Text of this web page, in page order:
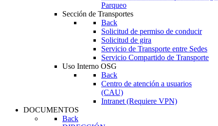
Parqueo
Sección de Transportes
Back
Solicitud de permiso de conducir
Solicitud de gira
Servicio de Transporte entre Sedes
Servicio Compartido de Transporte
Uso Interno OSG
Back
Centro de atención a usuarios
(CAU)
Intranet (Requiere VPN)
DOCUMENTOS
Back